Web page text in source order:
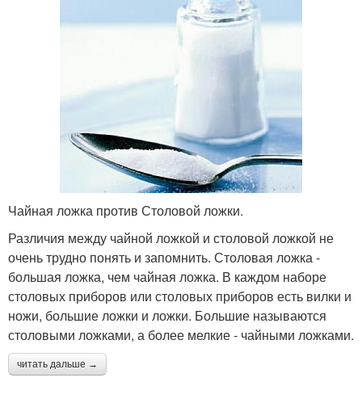
Чайная ложка против Столовой ложки.
Различия между чайной ложкой и столовой ложкой не
очень трудно понять и запомнить. Столовая ложка -
большая ложка, чем чайная ложка. В каждом наборе
столовых приборов или столовых приборов есть вилки и
ножи, большие ложки и ложки. Большие называются
столовыми ложками, а более мелкие - чайными ложками.
читать дальше →